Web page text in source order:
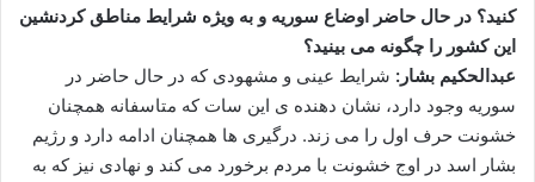
کنید؟ در حال حاضر اوضاع سوریه و به ویژه شرایط مناطق کردنشین
این کشور را چگونه می بینید؟
عبدالحکیم بشار: شرایط عینی و مشهودی که در حال حاضر در
سوریه وجود دارد، نشان دهنده ی این سات که متاسفانه همچنان
خشونت حرف اول را می زند. درگیری ها همچنان ادامه دارد و رژیم
بشار اسد در اوج خشونت با مردم برخورد می کند و نهادی نیز که به